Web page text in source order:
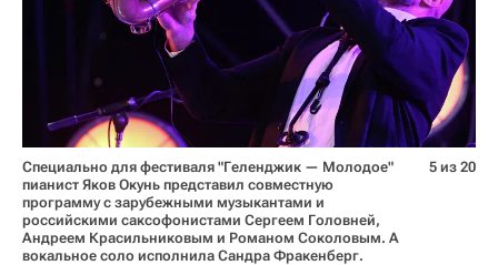
Специально для фестиваля "Геленджик — Молодое"
пианист Яков Окунь представил совместную
программу с зарубежными музыкантами и
российскими саксофонистами Сергеем Головней,
Андреем Красильниковым и Романом Соколовым. А
вокальное соло исполнила Сандра Фракенберг.
5 из 20